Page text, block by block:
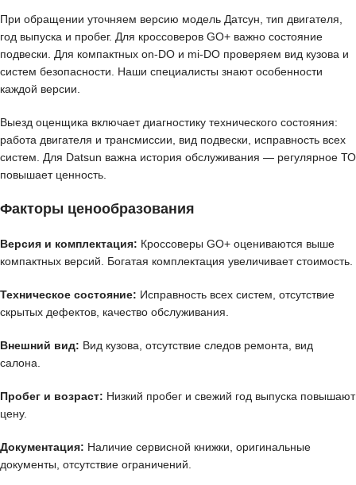
При обращении уточняем версию модель Датсун, тип двигателя,
год выпуска и пробег. Для кроссоверов GO+ важно состояние
подвески. Для компактных on-DO и mi-DO проверяем вид кузова и
систем безопасности. Наши специалисты знают особенности
каждой версии.
Выезд оценщика включает диагностику технического состояния:
работа двигателя и трансмиссии, вид подвески, исправность всех
систем. Для Datsun важна история обслуживания — регулярное ТО
повышает ценность.
Факторы ценообразования
Версия и комплектация: Кроссоверы GO+ оцениваются выше
компактных версий. Богатая комплектация увеличивает стоимость.
Техническое состояние: Исправность всех систем, отсутствие
скрытых дефектов, качество обслуживания.
Внешний вид: Вид кузова, отсутствие следов ремонта, вид
салона.
Пробег и возраст: Низкий пробег и свежий год выпуска повышают
цену.
Документация: Наличие сервисной книжки, оригинальные
документы, отсутствие ограничений.